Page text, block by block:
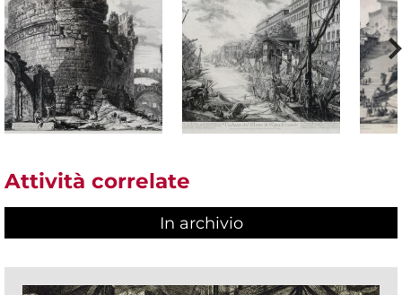
Attività correlate
In archivio